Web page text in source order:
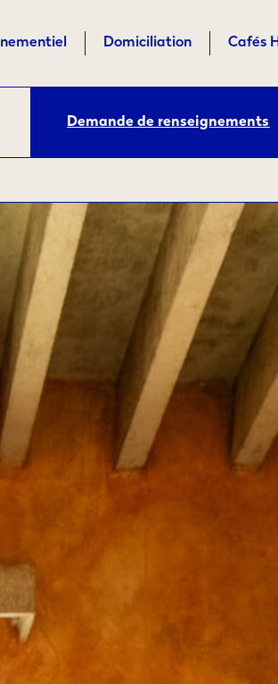
Domiciliation Cafés
Demande de renseignements